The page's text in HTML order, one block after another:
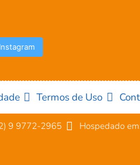
Termos de Uso
9 9772-2965 Hospedado